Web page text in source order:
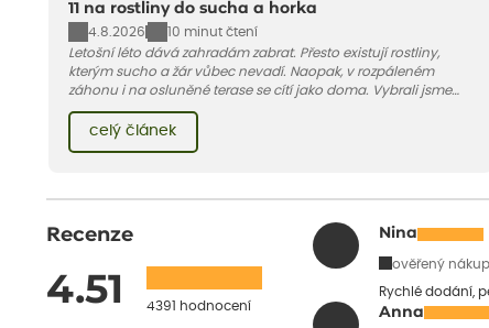
11 na rostliny do sucha a horka
4.8.2026
10 minut čtení
Letošní léto dává zahradám zabrat. Přesto existují rostliny,
kterým sucho a žár vůbec nevadí. Naopak, v rozpáleném
záhonu i na osluněné terase se cítí jako doma. Vybrali jsme
pro vás 11 tipů na odolné druhy, které zvládnou horké a suché
léto bez pravidelné zálivky. Pojďme se podívat, které to jsou.
celý článek
Recenze
4.51 4391 hodnocení
Nina
ověřený nákup
Rychlé dodání,
Anna